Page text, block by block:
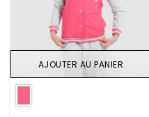
AJOUTER AU PANIER